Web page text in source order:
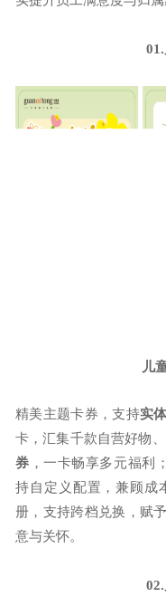
儿
精美主题卡券，支持实
卡，汇集千款自营好物
券 ，一卡畅享多元福利
持自定义配置，兼顾成
册，支持跨档兑换，赋
意与关怀。